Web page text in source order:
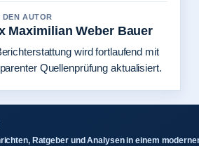
DEN AUTOR
Maximilian Weber Bauer
wird fortlaufend mit
Quellenprüfung aktualisiert.
Ratgeber und Analysen in einem